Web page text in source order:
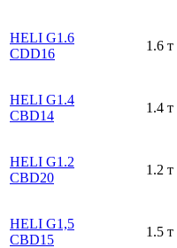
HELI G1.6
CDD16
1.6 т
HELI G1.4
CBD14
1.4 т
HELI G1.2
CBD20
1.2 т
HELI G1,5
CBD15
1.5 т